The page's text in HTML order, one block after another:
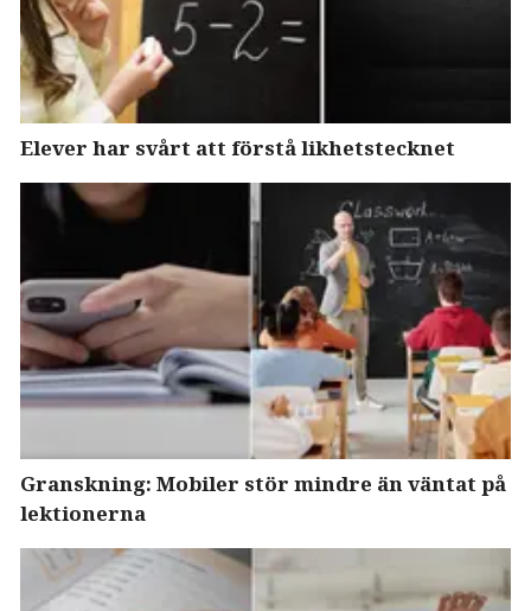
Elever har svårt att förstå likhetstecknet
Granskning: Mobiler stör mindre än väntat på
lektionerna